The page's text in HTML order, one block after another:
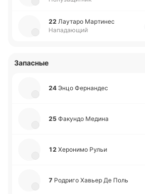
22 Лау­та­ро Ма­рти­нес
Нападающий
Запасные
24 Энцо Фе­рна­ндес
25 Фа­ку­ндо Медина
12 Хе­ро­ни­мо Рульи
7 Ро­дри­го Хавьер Де Поль